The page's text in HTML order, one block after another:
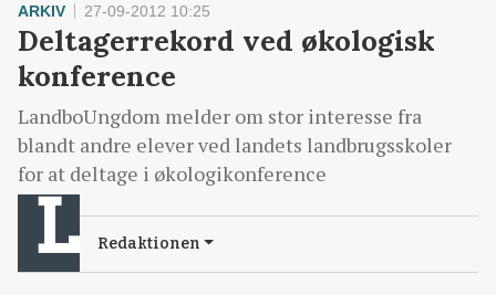
ARKIV 27-09-2012 10:25
Deltagerrekord ved økologisk
konference
LandboUngdom melder om stor interesse fra
blandt andre elever ved landets landbrugsskoler
for at deltage i økologikonference
Redaktionen